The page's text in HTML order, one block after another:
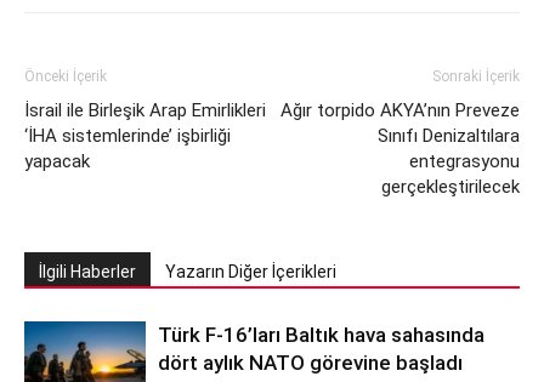
Önceki İçerik
İsrail ile Birleşik Arap Emirlikleri
‘İHA sistemlerinde’ işbirliği
yapacak
Sonraki İçerik
Ağır torpido AKYA’nın Preveze
Sınıfı Denizaltılara
entegrasyonu
gerçekleştirilecek
İlgili Haberler Yazarın Diğer İçerikleri
Türk F-16’ları Baltık hava sahasında
dört aylık NATO görevine başladı